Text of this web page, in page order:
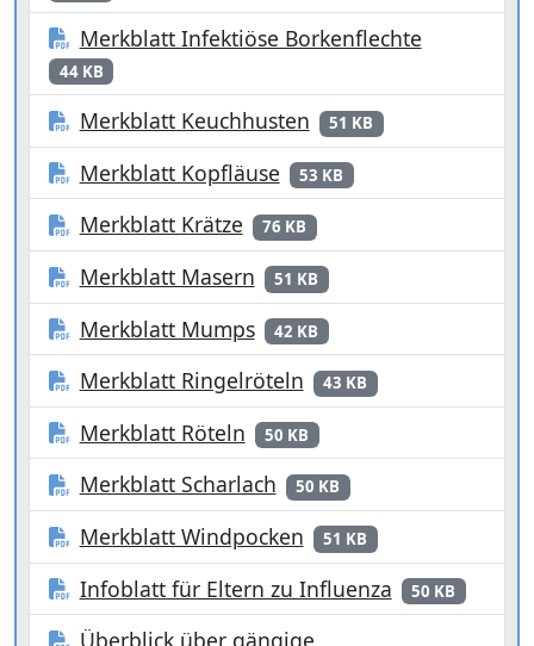
Merkblatt Infektiöse Borkenflechte
44 KB
Merkblatt Keuchhusten 51 KB
Merkblatt Kopfläuse 53 KB
Merkblatt Krätze 76 KB
Merkblatt Masern 51 KB
Merkblatt Mumps 42 KB
Merkblatt Ringelröteln 43 KB
Merkblatt Röteln 50 KB
Merkblatt Scharlach 50 KB
Merkblatt Windpocken 51 KB
Infoblatt für Eltern zu Influenza 50 KB